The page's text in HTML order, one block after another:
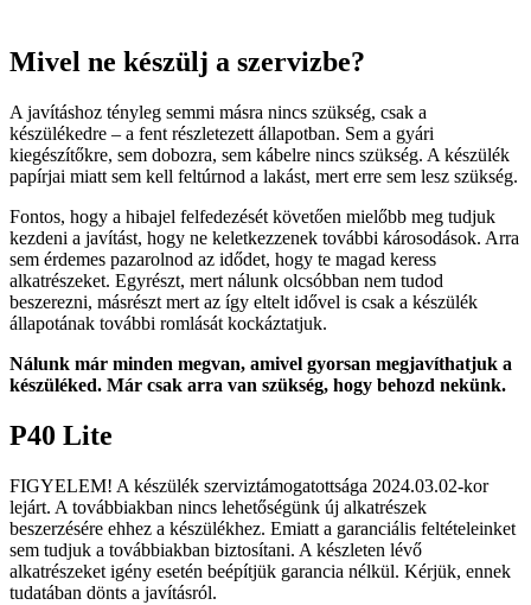
Mivel ne készülj a szervizbe?
A javításhoz tényleg semmi másra nincs szükség, csak a
készülékedre – a fent részletezett állapotban. Sem a gyári
kiegészítőkre, sem dobozra, sem kábelre nincs szükség. A készülék
papírjai miatt sem kell feltúrnod a lakást, mert erre sem lesz szükség.
Fontos, hogy a hibajel felfedezését követően mielőbb meg tudjuk
kezdeni a javítást, hogy ne keletkezzenek további károsodások. Arra
sem érdemes pazarolnod az idődet, hogy te magad keress
alkatrészeket. Egyrészt, mert nálunk olcsóbban nem tudod
beszerezni, másrészt mert az így eltelt idővel is csak a készülék
állapotának további romlását kockáztatjuk.
Nálunk már minden megvan, amivel gyorsan megjavíthatjuk a
készüléked. Már csak arra van szükség, hogy behozd nekünk.
P40 Lite
FIGYELEM! A készülék szerviztámogatottsága 2024.03.02-kor
lejárt. A továbbiakban nincs lehetőségünk új alkatrészek
beszerzésére ehhez a készülékhez. Emiatt a garanciális feltételeinket
sem tudjuk a továbbiakban biztosítani. A készleten lévő
alkatrészeket igény esetén beépítjük garancia nélkül. Kérjük, ennek
tudatában dönts a javításról.